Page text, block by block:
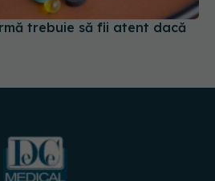
trebuie să fii atent dacă